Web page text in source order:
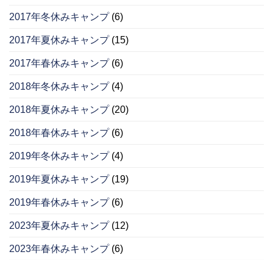
2017年冬休みキャンプ(6)
2017年夏休みキャンプ(15)
2017年春休みキャンプ(6)
2018年冬休みキャンプ(4)
2018年夏休みキャンプ(20)
2018年春休みキャンプ(6)
2019年冬休みキャンプ(4)
2019年夏休みキャンプ(19)
2019年春休みキャンプ(6)
2023年夏休みキャンプ(12)
2023年春休みキャンプ(6)